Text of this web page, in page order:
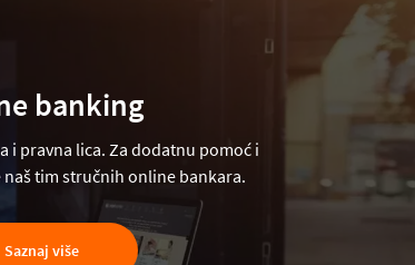
banking
i pravna lica. Za dodatnu pomoć i
tim stručnih online bankara.
Saznaj više